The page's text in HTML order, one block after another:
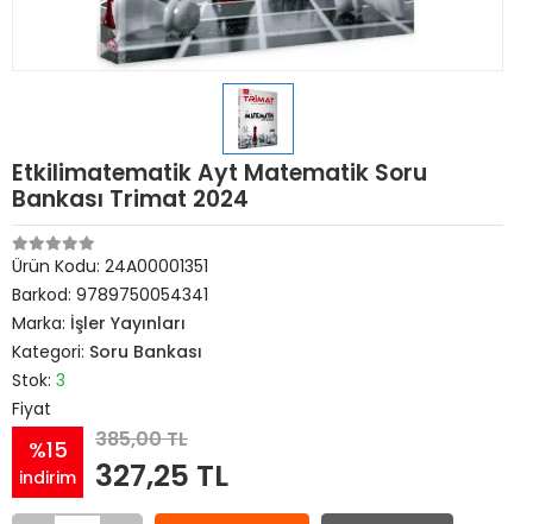
Etkilimatematik Ayt Matematik Soru
Bankası Trimat 2024
Ürün Kodu: 24A00001351
Barkod: 9789750054341
Marka: İşler Yayınları
Kategori: Soru Bankası
Stok: 3
Fiyat
%15
indirim
385,00 TL
327,25 TL